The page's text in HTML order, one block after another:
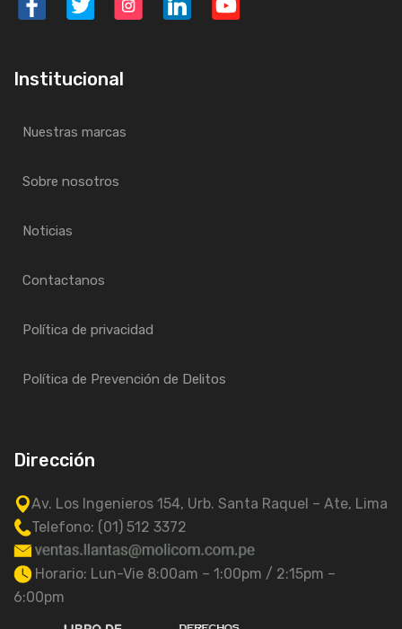
Institucional
Nuestras marcas
Sobre nosotros
Noticias
Contactanos
Política de privacidad
Política de Prevención de Delitos
Dirección
Av. Los Ingenieros 154, Urb. Santa Raquel – Ate, Lima
Telefono: (01) 512 3372
Horario: Lun-Vie 8:00am – 1:00pm / 2:15pm –
6:00pm